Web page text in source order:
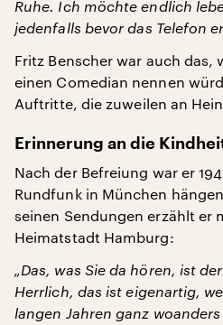
Ruhe. Ich möchte endlich
jedenfalls bevor das Telefon
Fritz Benscher war auch das,
einen Comedian nennen
Auftritte, die zuweilen an
Erinnerung an die
Nach der Befreiung war er
Rundfunk in München
seinen Sendungen erzählt er
Heimatstadt Hamburg:
„Das, was Sie da hören, ist
Herrlich, das ist eigenartig,
langen Jahren ganz